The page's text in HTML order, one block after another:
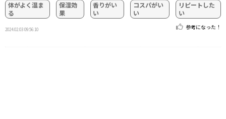
体がよく温ま
る
保湿効
果
香りがい
い
コスパがい
い
リピートした
い
2024.02.03 09:56:10 参考になった！